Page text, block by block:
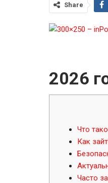
Share
2026
Что
Как
Часто